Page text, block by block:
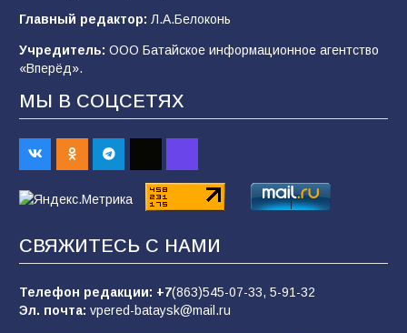
Будет ли мобилизация в России в 2026 году
после выборов: в Госдуме дали ответ
94 06.08.2026
«Пургу нести — не поля переходить»: почему
заявления о мобилизации — это
пропагандистский вброс
01.08.2026
«Слухами Москву не возьмёшь»: почему
отчаяние, а не разведка
81 02.08.2026
Главный редактор: Л.А.Белоконь
Учредитель: ООО Батайское информационное агентство
«Вперёд».
МЫ В СОЦСЕТЯХ
СВЯЖИТЕСЬ С НАМИ
Телефон редакции: +7(863)545-07-33, 5-91-32
Эл. почта: vpered-bataysk@mail.ru